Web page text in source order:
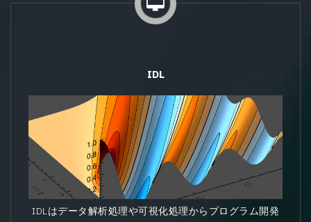
IDL
IDLはデータ解析処理や可視化処理からプログラム開発